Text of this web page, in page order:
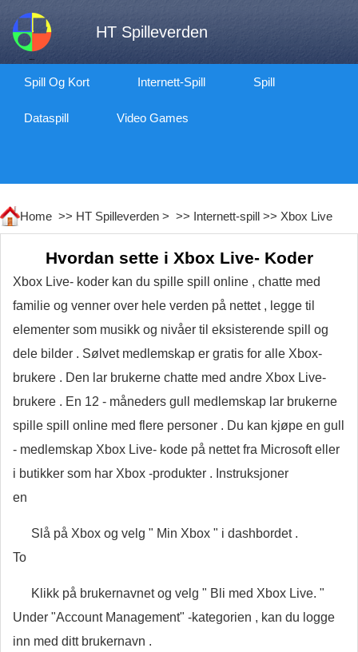
HT Spilleverden
Spill Og Kort Internett-Spill Spill
Dataspill Video Games
Home >> HT Spilleverden > >> Internett-spill >> Xbox Live
Hvordan sette i Xbox Live- Koder
Xbox Live- koder kan du spille spill online , chatte med
familie og venner over hele verden på nettet , legge til
elementer som musikk og nivåer til eksisterende spill og
dele bilder . Sølvet medlemskap er gratis for alle Xbox-
brukere . Den lar brukerne chatte med andre Xbox Live-
brukere . En 12 - måneders gull medlemskap lar brukerne
spille spill online med flere personer . Du kan kjøpe en gull
- medlemskap Xbox Live- kode på nettet fra Microsoft eller
i butikker som har Xbox -produkter . Instruksjoner
en
Slå på Xbox og velg " Min Xbox " i dashbordet .
To
Klikk på brukernavnet og velg " Bli med Xbox Live. "
Under "Account Management" -kategorien , kan du logge
inn med ditt brukernavn .